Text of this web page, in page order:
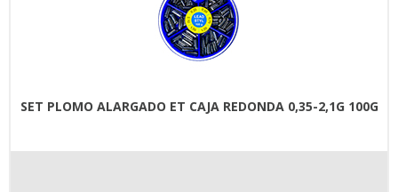
SET PLOMO ALARGADO ET CAJA REDONDA 0,35-2,1G 100G